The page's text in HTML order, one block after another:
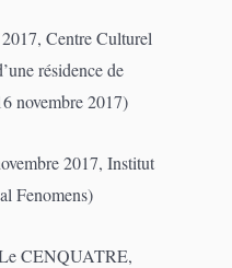
Centre Culturel
résidence de
novembre 2017)
2017, Institut
Fenomens)
CENQUATRE,